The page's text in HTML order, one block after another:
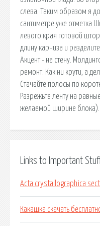
слева. Таким образом я
сантиметре уже отметка
левого края готовой
длину карниза и
Акцент - на стену.
ремонт. Как ни крути, а
Стачайте полосы по
Разрежьте ленту на
желаемой ширине блока).
Links to Important
Acta crystallographica
Какашка скачать